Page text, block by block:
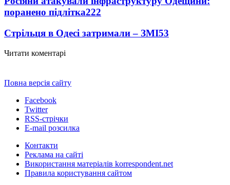
поранено підлітка222
Стрільця в Одесі затримали – ЗМІ53
Читати коментарі
Повна версія сайту
Facebook
Twitter
RSS-стрічки
E-mail розсилка
Контакти
Реклама на сайті
Використання матеріалів korrespondent.net
Правила користування сайтом